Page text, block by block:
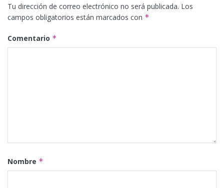
Tu dirección de correo electrónico no será publicada. Los
campos obligatorios están marcados con *
Comentario *
Nombre *